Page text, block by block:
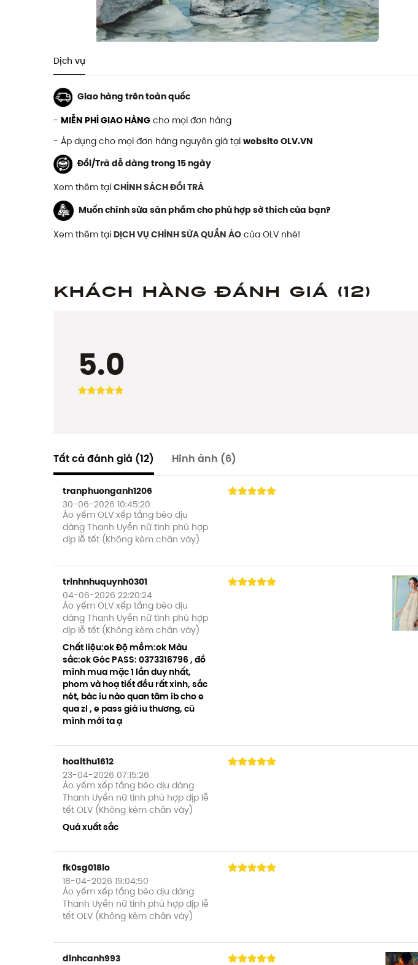
Dịch vụ
Giao hàng trên toàn quốc
- MIỄN PHÍ GIAO HÀNG cho mọi đơn hàng
- Áp dụng cho mọi đơn hàng nguyên giá tại website OLV.VN
Đổi/Trả dễ dàng trong 15 ngày
Xem thêm tại CHÍNH SÁCH ĐỔI TRẢ
Muốn chỉnh sửa sản phẩm cho phù hợp sở thích của bạn?
Xem thêm tại DỊCH VỤ CHỈNH SỬA QUẦN ÁO của OLV nhé!
Khách hàng đánh giá (12)
5.0
Tất cả đánh giá (12) Hình ảnh (6)
tranphuonganh1206
30-06-2026 10:45:20
Áo yếm OLV xếp tầng bèo dịu
dàng Thanh Uyển nữ tính phù hợp
dịp lễ tết (Không kèm chân váy)
trinhnhuquynh0301
04-06-2026 22:20:24
Áo yếm OLV xếp tầng bèo dịu
dàng Thanh Uyển nữ tính phù hợp
dịp lễ tết (Không kèm chân váy)
Chất liệu:ok Độ mềm:ok Màu
sắc:ok Góc PASS: 0373316796 , đồ
mình mua mặc 1 lần duy nhất,
phom và hoạ tiết đều rất xinh, sắc
nét, bác iu nào quan tâm ib cho e
qua zl , e pass giá iu thương, cũ
mình mới ta ạ
hoaithu1612
23-04-2026 07:15:26
Áo yếm xếp tầng bèo dịu dàng
Thanh Uyển nữ tính phù hợp dịp lễ
tết OLV (Không kèm chân váy)
Quá xuất sắc
fk0sg018io
18-04-2026 19:04:50
Áo yếm xếp tầng bèo dịu dàng
Thanh Uyển nữ tính phù hợp dịp lễ
tết OLV (Không kèm chân váy)
dinhcanh993